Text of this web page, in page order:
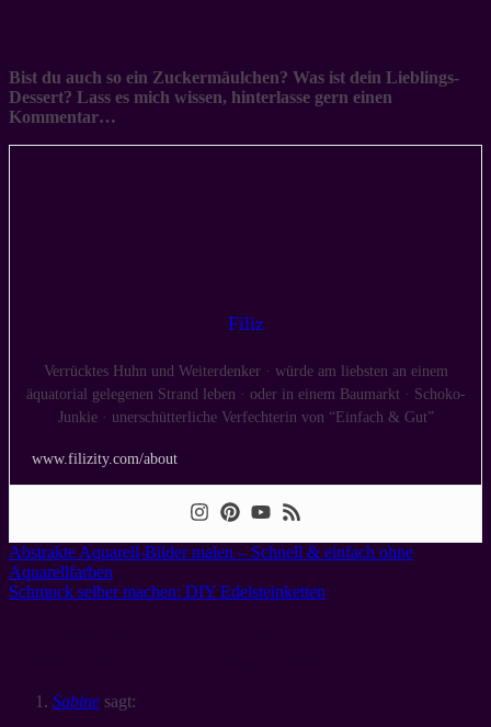
Bist du auch so ein Zuckermäulchen? Was ist dein Lieblings-
Dessert? Lass es mich wissen, hinterlasse gern einen
Kommentar…
Filiz
Verrücktes Huhn und Weiterdenker · würde am liebsten an einem
äquatorial gelegenen Strand leben · oder in einem Baumarkt · Schoko-
Junkie · unerschütterliche Verfechterin von “Einfach & Gut”
www.filizity.com/about
Abstrakte Aquarell-Bilder malen – Schnell & einfach ohne
Aquarellfarben
Schmuck selber machen: DIY Edelsteinketten
Sabine sagt: